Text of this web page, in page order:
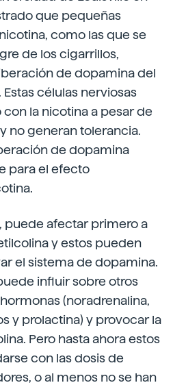
que pequeñas
como las que se
de los cigarrillos,
de dopamina del
células nerviosas
la nicotina a pesar de
no generan tolerancia.
de dopamina
para el efecto
puede afectar primero a
y estos pueden
el sistema de dopamina.
influir sobre otros
(noradrenalina,
y prolactina) y provocar la
Pero hasta ahora estos
con las dosis de
o al menos no se han